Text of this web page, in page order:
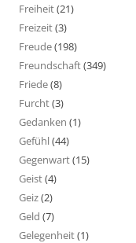
Freiheit(21)
Freizeit(3)
Freude(198)
Freundschaft(349)
Friede(8)
Furcht(3)
Gedanken (1)
Gefühl(44)
Gegenwart(15)
Geist(4)
Geiz(2)
Geld (7)
Gelegenheit(1)